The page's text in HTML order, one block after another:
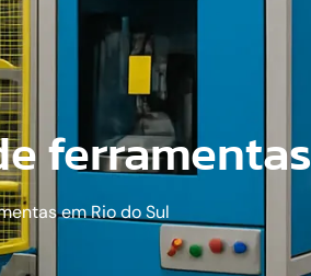
ferramentas
em Rio do Sul